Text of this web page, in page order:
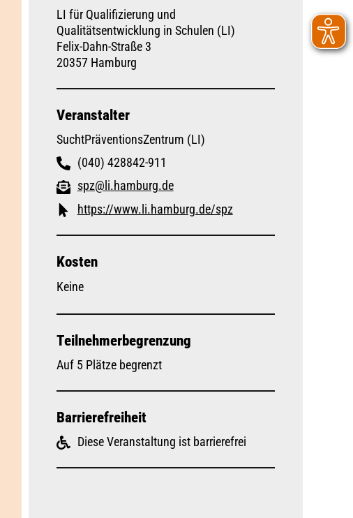
LI für Qualifizierung und
Qualitätsentwicklung in Schulen (LI)
Felix-Dahn-Straße 3
20357 Hamburg
Veranstalter
SuchtPräventionsZentrum (LI)
(040) 428842-911
spz@li.hamburg.de
https://www.li.hamburg.de/spz
Kosten
Keine
Teilnehmerbegrenzung
Auf 5 Plätze begrenzt
Barrierefreiheit
Diese Veranstaltung ist barrierefrei